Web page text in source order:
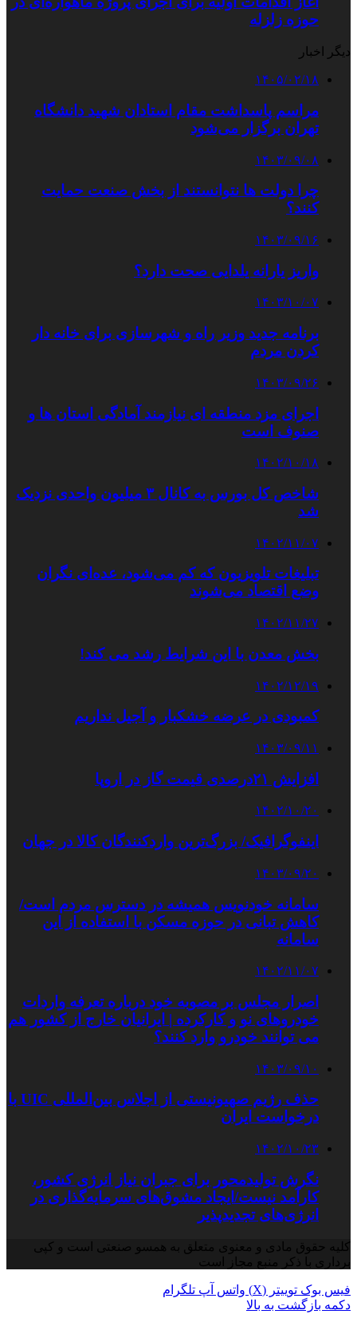
حوزه زلزله
دیگر اخبار
۱۴۰۵/۰۲/۱۸
مراسم پاسداشت مقام استادان شهید دانشگاه
تهران برگزار می‌شود
۱۴۰۳/۰۹/۰۸
چرا دولت ها نتوانستند از بخش صنعت حمایت
کنند؟
۱۴۰۳/۰۹/۱۶
واریز یارانه یلدایی صحت دارد؟
۱۴۰۳/۱۰/۰۷
برنامه جدید وزیر راه و شهرسازی برای خانه‌ دار
کردن مردم
۱۴۰۳/۰۹/۲۶
اجرای مزد منطقه ای نیازمند آمادگی استان ها و
صنوف است
۱۴۰۲/۱۰/۱۸
شاخص کل بورس به کانال ۳ میلیون واحدی نزدیک
شد
۱۴۰۲/۱۱/۰۷
تبلیغات تلویزیون که کم می‌شود، عده‌ای نگران
وضع اقتصاد می‌شوند
۱۴۰۲/۱۱/۲۷
بخش معدن با این شرایط رشد می کند!
۱۴۰۲/۱۲/۱۹
کمبودی در عرضه خشکبار و آجیل نداریم
۱۴۰۳/۰۹/۱۱
افزایش ۲۱درصدی قیمت گاز در اروپا
۱۴۰۲/۱۰/۲۰
اینفوگرافیک/ بزرگ‌ترین واردکنندگان کالا در جهان
۱۴۰۳/۰۹/۲۰
سامانه خودنویس همیشه در دسترس مردم است/
کاهش تبانی در حوزه مسکن با استفاده از این
سامانه
۱۴۰۲/۱۱/۰۷
اصرار مجلس بر مصوبه خود درباره تعرفه واردات
خودروهای نو و کارکرده | ایرانیان خارج از کشور هم
می توانند خودرو وارد کنند؟
۱۴۰۳/۰۹/۱۰
حذف رژیم صهیونیستی از اجلاس بین‌المللی UIC با
درخواست ایران
۱۴۰۲/۱۰/۲۳
نگرش تولیدمحور برای جبران نیاز انرژی کشور،
کارآمد نیست/ایجاد مشوق‌های سرمایه‌گذاری در
انرژی‌های تجدیدپذیر
کلیه حقوق مادی و معنوی متعلق به همسو صنعتی است و کپی
برداری با ذکر منبع مجاز است
فیس بوک توییتر (X) واتس آپ تلگرام
دکمه بازگشت به بالا